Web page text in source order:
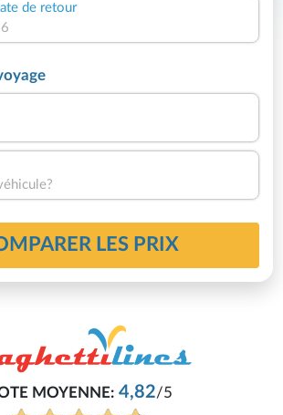
de retour
LES PRIX
MOYENNE:4,82/5